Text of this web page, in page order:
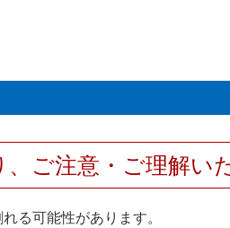
、ご注意・ご理解い
る可能性があります。